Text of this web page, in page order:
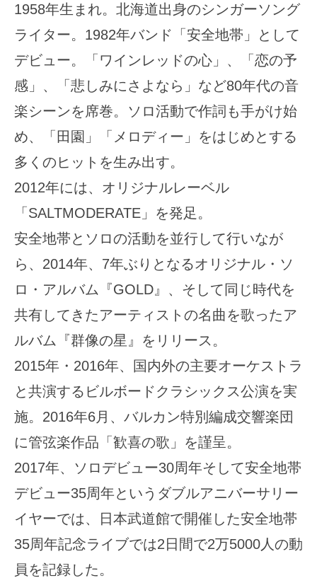
1958年生まれ。北海道出身のシンガーソング
ライター。1982年バンド「安全地帯」として
デビュー。「ワインレッドの心」、「恋の予
感」、「悲しみにさよなら」など80年代の音
楽シーンを席巻。ソロ活動で作詞も手がけ始
め、「田園」「メロディー」をはじめとする
多くのヒットを生み出す。
2012年には、オリジナルレーベル
「SALTMODERATE」を発足。
安全地帯とソロの活動を並行して行いなが
ら、2014年、7年ぶりとなるオリジナル・ソ
ロ・アルバム『GOLD』、そして同じ時代を
共有してきたアーティストの名曲を歌ったア
ルバム『群像の星』をリリース。
2015年・2016年、国内外の主要オーケストラ
と共演するビルボードクラシックス公演を実
施。2016年6月、バルカン特別編成交響楽団
に管弦楽作品「歓喜の歌」を謹呈。
2017年、ソロデビュー30周年そして安全地帯
デビュー35周年というダブルアニバーサリー
イヤーでは、日本武道館で開催した安全地帯
35周年記念ライブでは2日間で2万5000人の動
員を記録した。